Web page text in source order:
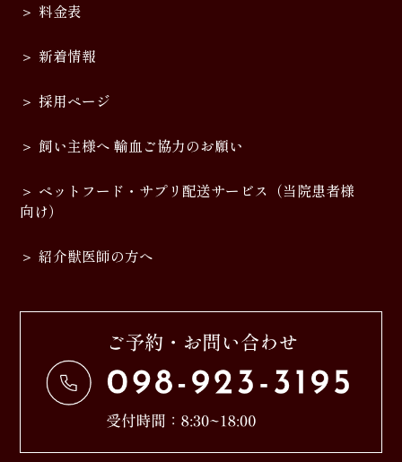
料金表
新着情報
採用ページ
飼い主様へ 輸血ご協力のお願い
ペットフード・サプリ配送サービス（当院患者様
向け）
紹介獣医師の方へ